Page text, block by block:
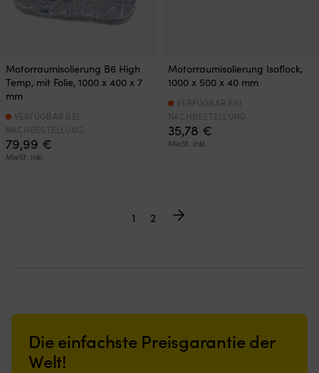
Motorraumisolierung B6 High
Temp, mit Folie, 1000 x 400 x 7
mm
79,99 €
MwSt. inkl.
VERFÜGBAR BEI
NACHBESTELLUNG
Motorraumisolierung Isoflock,
1000 x 500 x 40 mm
35,78 €
MwSt. inkl.
VERFÜGBAR BEI
NACHBESTELLUNG
1 2
Die einfachste Preisgarantie der
Welt!